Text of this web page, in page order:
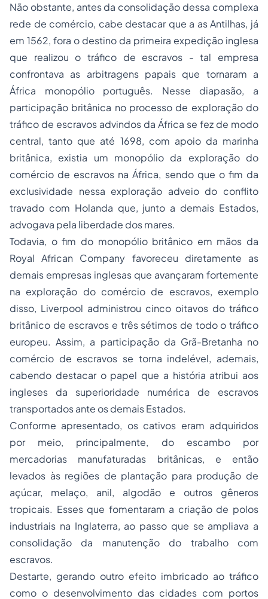
Não obstante, antes da consolidação dessa complexa
rede de comércio, cabe destacar que a as Antilhas, já
em 1562, fora o destino da primeira expedição inglesa
que realizou o tráfico de escravos - tal empresa
confrontava as arbitragens papais que tornaram a
África monopólio português. Nesse diapasão, a
participação britânica no processo de exploração do
tráfico de escravos advindos da África se fez de modo
central, tanto que até 1698, com apoio da marinha
britânica, existia um monopólio da exploração do
comércio de escravos na África, sendo que o fim da
exclusividade nessa exploração adveio do conflito
travado com Holanda que, junto a demais Estados,
advogava pela liberdade dos mares.
Todavia, o fim do monopólio britânico em mãos da
Royal African Company favoreceu diretamente as
demais empresas inglesas que avançaram fortemente
na exploração do comércio de escravos, exemplo
disso, Liverpool administrou cinco oitavos do tráfico
britânico de escravos e três sétimos de todo o tráfico
europeu. Assim, a participação da Grã-Bretanha no
comércio de escravos se torna indelével, ademais,
cabendo destacar o papel que a história atribui aos
ingleses da superioridade numérica de escravos
transportados ante os demais Estados.
Conforme apresentado, os cativos eram adquiridos
por meio, principalmente, do escambo por
mercadorias manufaturadas britânicas, e então
levados às regiões de plantação para produção de
açúcar, melaço, anil, algodão e outros gêneros
tropicais. Esses que fomentaram a criação de polos
industriais na Inglaterra, ao passo que se ampliava a
consolidação da manutenção do trabalho com
escravos.
Destarte, gerando outro efeito imbricado ao tráfico
como o desenvolvimento das cidades com portos